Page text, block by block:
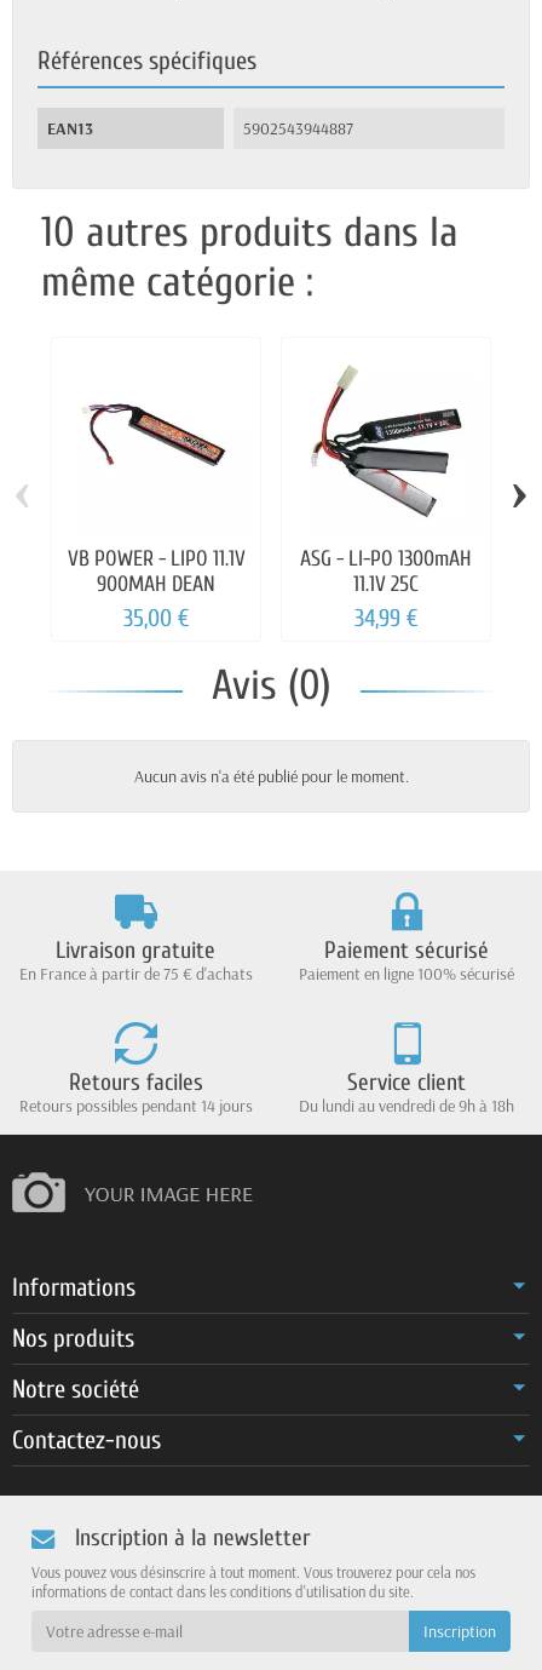
Références spécifiques
EAN13 5902543944887
10 autres produits dans la
même catégorie :
VB POWER - LIPO 11.1V
900MAH DEAN
35,00 €
ASG - LI-PO 1300mAH
11.1V 25C
34,99 €
‹ ›
Avis (0)
Aucun avis n'a été publié pour le moment.
Livraison gratuite
En France à partir de 75 € d'achats
Paiement sécurisé
Paiement en ligne 100% sécurisé
Retours faciles
Retours possibles pendant 14 jours
Service client
Du lundi au vendredi de 9h à 18h
Informations
Nos produits
Notre société
Contactez-nous
Inscription à la newsletter
Vous pouvez vous désinscrire à tout moment. Vous trouverez pour cela nos
informations de contact dans les conditions d'utilisation du site.